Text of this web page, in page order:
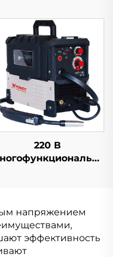
сварка с защитой
углекислым газом
Co2 сварка Mig/Mag
220 В
цифровым
управлением
сигналом
напряжением
эффективность